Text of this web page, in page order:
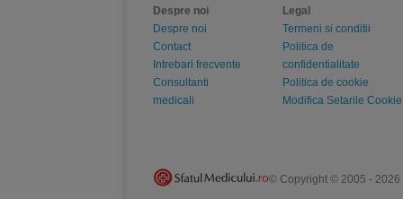
Despre noi
Despre noi
Contact
Intrebari frecvente
Consultanti
medicali
Legal
Termeni si conditii
Politica de
confidentialitate
Politica de cookie
Modifica Setarile Cookie
© Copyright © 2005 - 2026